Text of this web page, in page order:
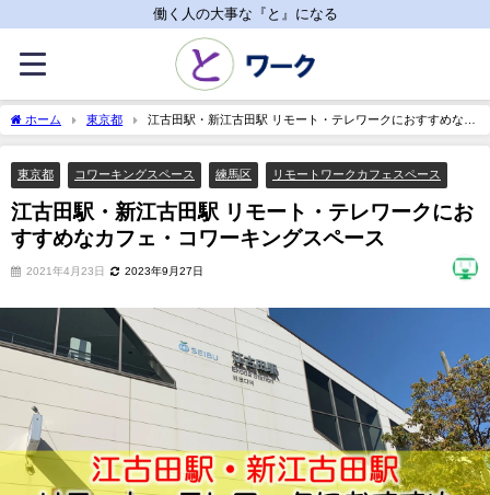
働く人の大事な『と』になる
ホーム 東京都
江古田駅・新江古田駅 リモート・テレワークにおすすめなカ
フェ・コワーキングスペース
東京都 コワーキングスペース 練馬区 リモートワークカフェスペース
江古田駅・新江古田駅 リモート・テレワークにお
すすめなカフェ・コワーキングスペース
2021年4月23日 2023年9月27日